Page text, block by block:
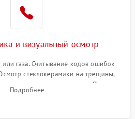
и визуальный осмотр
газа. Считывание кодов ошибок
стеклокерамики на трещины,
на равномерность нагрева. Опрос
(не включается, не видит посуду,
Подробнее